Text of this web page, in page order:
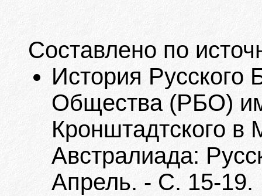
Составлено по
История Русского
Общества (РБО)
Кронштадтского в
Австралиада:
Апрель. - С. 15-19.